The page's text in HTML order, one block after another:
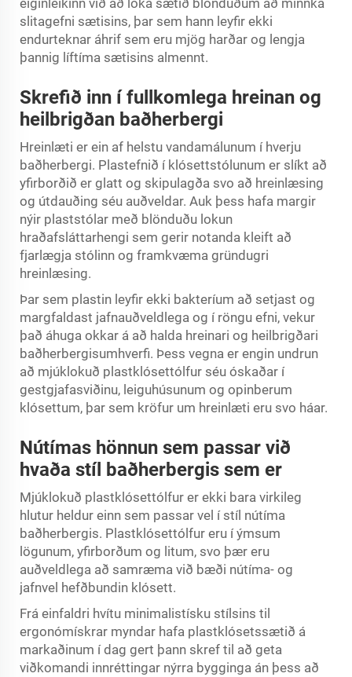
eiginleikinn við að loka sætið blönduðum að minnka
slitagefni sætisins, þar sem hann leyfir ekki
endurteknar áhrif sem eru mjög harðar og lengja
þannig líftíma sætisins almennt.
Skrefið inn í fullkomlega hreinan og
heilbrigðan baðherbergi
Hreinlæti er ein af helstu vandamálunum í hverju
baðherbergi. Plastefnið í klósettstólunum er slíkt að
yfirborðið er glatt og skipulagða svo að hreinlæsing
og útdauðing séu auðveldar. Auk þess hafa margir
nýir plaststólar með blönduðu lokun
hraðafsláttarhengi sem gerir notanda kleift að
fjarlægja stólinn og framkvæma gründugri
hreinlæsing.
Þar sem plastin leyfir ekki bakteríum að setjast og
margfaldast jafnauðveldlega og í röngu efni, vekur
það áhuga okkar á að halda hreinari og heilbrigðari
baðherbergisumhverfi. Þess vegna er engin undrun
að mjúklokuð plastklósettólfur séu óskaðar í
gestgjafasviðinu, leiguhúsunum og opinberum
klósettum, þar sem kröfur um hreinlæti eru svo háar.
Nútímas hönnun sem passar við
hvaða stíl baðherbergis sem er
Mjúklokuð plastklósettólfur er ekki bara virkileg
hlutur heldur einn sem passar vel í stíl nútíma
baðherbergis. Plastklósettólfur eru í ýmsum
lögunum, yfirborðum og litum, svo þær eru
auðveldlega að samræma við bæði nútíma- og
jafnvel hefðbundin klósett.
Frá einfaldri hvítu minimalistísku stílsins til
ergonómískrar myndar hafa plastklósetssætið á
markaðinum í dag gert þann skref til að geta
viðkomandi innréttingar nýrra bygginga án þess að